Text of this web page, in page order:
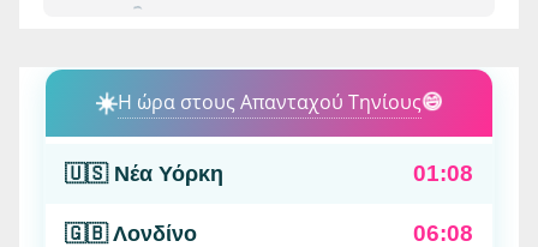
☀️Η ώρα στους Απανταχού Τηνίους😄
🇺🇸 Νέα Υόρκη 01:08
🇬🇧 Λονδίνο 06:08